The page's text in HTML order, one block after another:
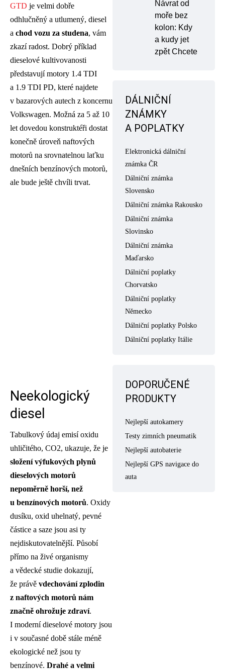
GTD je velmi dobře
odhlučněný a utlumený, diesel
a chod vozu za studena, vám
zkazí radost. Dobrý příklad
dieselové kultivovanosti
představují motory 1.4 TDI
a 1.9 TDI PD, které najdete
v bazarových autech z koncernu
Volkswagen. Možná za 5 až 10
let dovedou konstruktéři dostat
konečně úroveň naftových
motorů na srovnatelnou laťku
dnešních benzínových motorů,
ale bude ještě chvíli trvat.
Neekologický
diesel
Tabulkový údaj emisí oxidu
uhličitého, CO2, ukazuje, že je
složení výfukových plynů
dieselových motorů
nepoměrně horší, než
u benzínových motorů. Oxidy
dusíku, oxid uhelnatý, pevné
částice a saze jsou asi ty
nejdiskutovatelnější. Působí
přímo na živé organismy
a vědecké studie dokazují,
že právě vdechování zplodin
z naftových motorů nám
značně ohrožuje zdraví.
I moderní dieselové motory jsou
i v současné době stále méně
ekologické než jsou ty
benzínové. Drahé a velmi
Návrat od
moře bez
kolon: Kdy
a kudy jet
zpět Chcete
DÁLNIČNÍ
ZNÁMKY
A POPLATKY
Elektronická dálniční
známka ČR
Dálniční známka
Slovensko
Dálniční známka Rakousko
Dálniční známka
Slovinsko
Dálniční známka
Maďarsko
Dálniční poplatky
Chorvatsko
Dálniční poplatky
Německo
Dálniční poplatky Polsko
Dálniční poplatky Itálie
DOPORUČENÉ
PRODUKTY
Nejlepší autokamery
Testy zimních pneumatik
Nejlepší autobaterie
Nejlepší GPS navigace do
auta